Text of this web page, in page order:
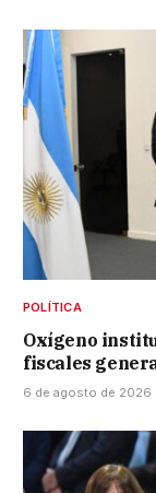
POLÍTICA
Oxígeno
fiscales
6 de agosto de 2026